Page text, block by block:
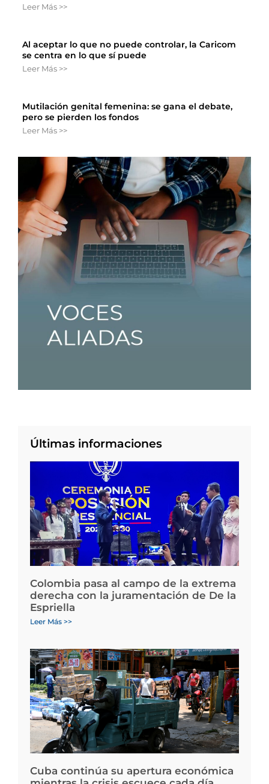
Leer Más >>
Al aceptar lo que no puede controlar, la Caricom
se centra en lo que sí puede
Leer Más >>
Mutilación genital femenina: se gana el debate,
pero se pierden los fondos
Leer Más >>
Últimas informaciones
Colombia pasa al campo de la extrema
derecha con la juramentación de De la
Espriella
Leer Más >>
Cuba continúa su apertura económica